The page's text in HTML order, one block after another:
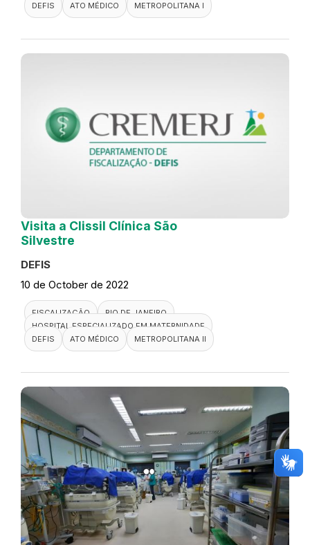
DEFIS
ATO MÉDICO METROPOLITANA I
Visita a Clissil Clínica São
Silvestre
DEFIS
10 de October de 2022
FISCALIZAÇÃO
RIO DE JANEIRO
HOSPITAL ESPECIALIZADO EM MATERNIDADE
DEFIS
ATO MÉDICO METROPOLITANA II